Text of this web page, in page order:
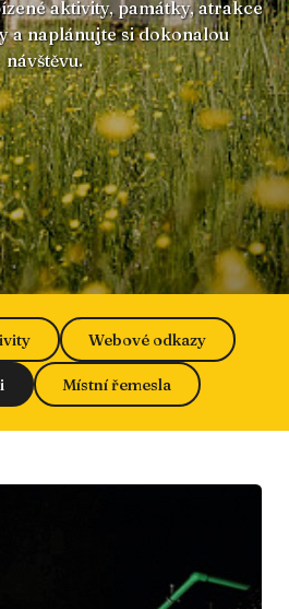
aktivity, památky, atrakce
a naplánujte si dokonalou
návštěvu.
Webové odkazy
Místní řemesla